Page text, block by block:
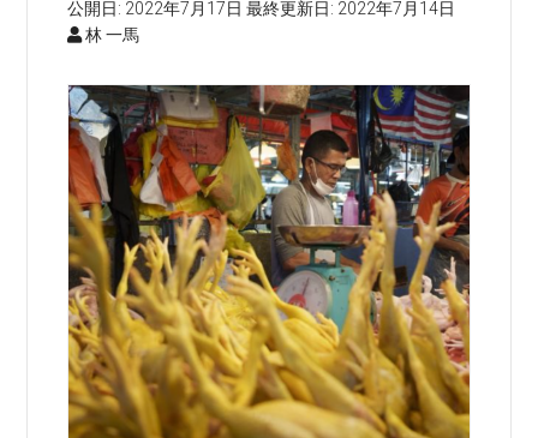
公開日: 2022年7月17日 最終更新日: 2022年7月14日
林 一馬